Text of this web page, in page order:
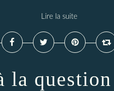
Lire la suite
la